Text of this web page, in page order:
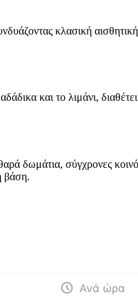
κλασική
και το λιμάνι,
δωμάτια, σύγχρονες
βάση.